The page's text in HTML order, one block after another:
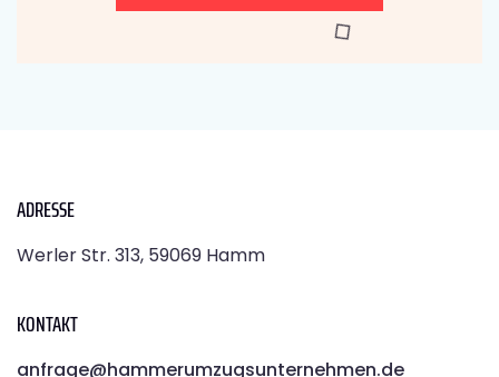
ADRESSE
Werler Str. 313, 59069 Hamm
KONTAKT
anfrage@hammerumzugsunternehmen.de